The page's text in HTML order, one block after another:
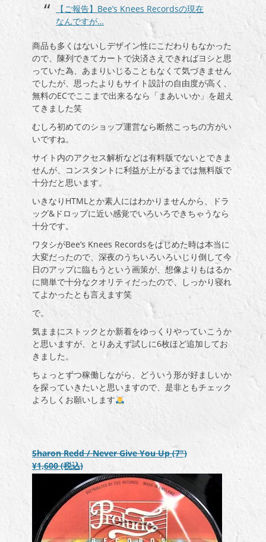
【ご報告】Bee’s Knees Recordsの現在
なんですが…
商品も多くはないしデザイン性にこだわりもなかった
ので、陳列できてカートで決済さえできればヨシと思
っていた為、あまりいじることもなくて気づきません
でしたが、思ったよりもサイト設計の自由度が高く、
無料のECでここまで出来るなら「まあいいか」を超え
てきました笑
むしろ初めてのショップ運営なら断然こっちの方がい
いですね。
サイト内のアクセス解析などは有料版でないとできま
せんが、コンスタントに利益が上がるまでは無料版で
十分だと思います。
いきなりHTMLとか素人にはわかりませんから、ドラ
ッグ&ドロップに近い感覚でいろいろできちゃうなら
十分です。
ワタシがBee’s Knees Recordsをはじめた時は本当に
大変だったので、深夜のうちいろいろいじり倒して今
日のアップに臨もうという画策が、想像よりもはるか
に簡単で十分なクオリティだったので、しっかり寝れ
てよかったとも言えます笑
で。
気ままにストックとか新着をゆっくりやっていこうか
と思いますが、とりあえず試しに6枚ほど追加してお
きました。
ちょっとずつ稼働しながら、どういう形が好ましいか
を探っていきたいと思いますので、是非ともチェック
よろしくお願いします
Sharon Redd / Never Give You Up (7″)
¥1,600 (税込)